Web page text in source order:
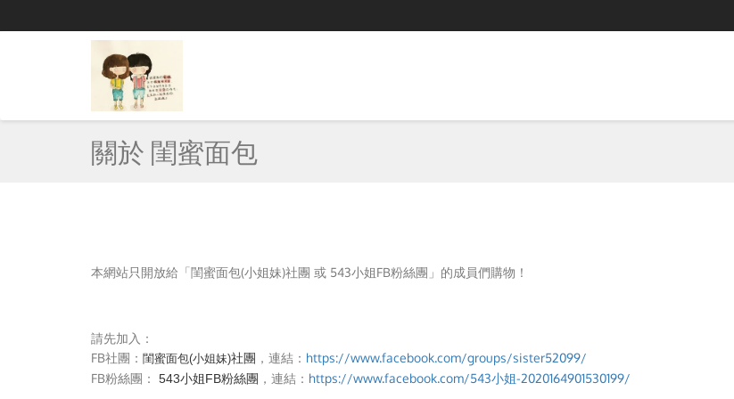
關於 閨蜜面包
本網站只開放給「閨蜜面包(小姐妹)社團 或 543小姐FB粉絲團」的成員們購物！
請先加入：
FB社團： 閨蜜面包(小姐妹)社團 ，連結： https://www.facebook.com/groups/sister52099/
FB粉絲團：
543小姐FB粉絲團 ，連結： https://www.facebook.com/543小姐-2020164901530199/